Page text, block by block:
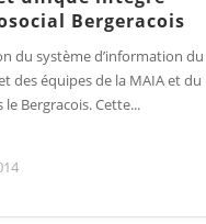
Bergeracois
du système d’information du
des équipes de la MAIA et du
le Bergracois. Cette...